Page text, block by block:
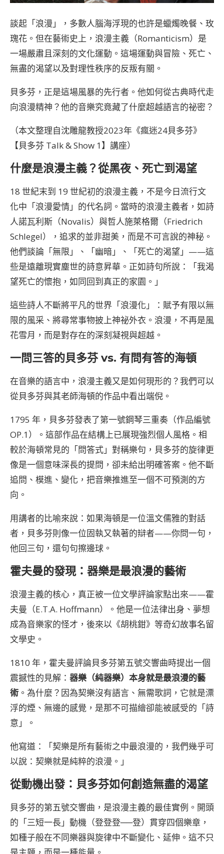
談起「浪漫」，多數人腦海浮現的也許是蠟燭晚餐、玫
瑰花。但在藝術史上，浪漫主義（Romanticism）是
一場嚴肅且深刻的文化運動。這場運動與冒險、死亡、
無盡的渴望以及對理性秩序的反叛有關。
貝多芬，正是這場風暴的先行者。他如何從古典時代走
向浪漫精神？他的音樂究竟藏了什麼超越語言的祕密？
（本文整理自沈雕龍教授2023年《瘋迷24貝多芬》
【貝多芬 Talk & Show 1】講座）
什麼是浪漫主義？從黑夜、死亡到渴望
18 世紀末到 19 世紀初的浪漫主義，不是今日流行文
化中「浪漫愛情」的代名詞。當時的浪漫主義者，如詩
人諾瓦利斯（Novalis）與哲人施萊格爾（Friedrich
Schlegel），追求的並非甜美，而是不可言說的神秘。
他們談論「無限」、「幽暗」、「死亡的渴望」——這
些是遠離現實塵世的詩意昇華。正如詩句所說：「我渴
望死亡的懷抱，如同回到真正的家園。」
這些詩人不斷將平凡的世界「浪漫化」：賦予有限以無
限的風采、將尋常事物披上神祕外衣。浪漫，不再是風
花雪月，而是對存在的深刻凝視與超越。
一問三答的貝多芬 vs. 有問有答的海頓
在音樂的語言中，浪漫主義又是如何現形的？我們可以
從貝多芬與其老師海頓的作品中看出端倪。
1795 年，貝多芬發表了第一號鋼琴三重奏（作品編號
OP.1）。這部作品在結構上已展現強烈個人風格。相
較於海頓常見的「問答式」對稱樂句，貝多芬的旋律更
像是一個意味深長的提問，卻未給出明確答案。他不斷
追問、模進、變化，把音樂推進至一個不可預測的方
向。
用講者的比喻來說：如果海頓是一位溫文儒雅的對話
者，貝多芬則像一位固執又執著的辯者——你問一句，
他回三句，還句句擦邊球。
霍夫曼的發現：器樂是最浪漫的藝術
浪漫主義的核心，真正被一位文學評論家點出來——霍
夫曼（E.T.A. Hoffmann）。他是一位法律出身、夢想
成為音樂家的怪才，後來以《胡桃鉗》等奇幻故事名留
文學史。
1810 年，霍夫曼評論貝多芬第五號交響曲時提出一個
震撼性的見解： 器樂（純器樂）本身就是最浪漫的藝
術 。為什麼？因為契樂沒有語言、無需歌詞，它就是漂
浮的煙、無邊的感覺，是那不可描繪卻能被感受的「詩
意」。
他寫道：「契樂是所有藝術之中最浪漫的，我們幾乎可
以說：契樂就是純粹的浪漫。」
從動機出發：貝多芬如何創造無盡的渴望
貝多芬的第五號交響曲，是浪漫主義的最佳實例。開頭
的「三短一長」動機（登登登──登）貫穿四個樂章，
如種子般在不同樂器與旋律中不斷變化、延伸。這不只